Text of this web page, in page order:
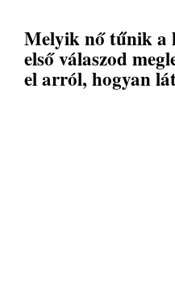
Melyik nő tűnik a
első válaszod
el arról, hogyan